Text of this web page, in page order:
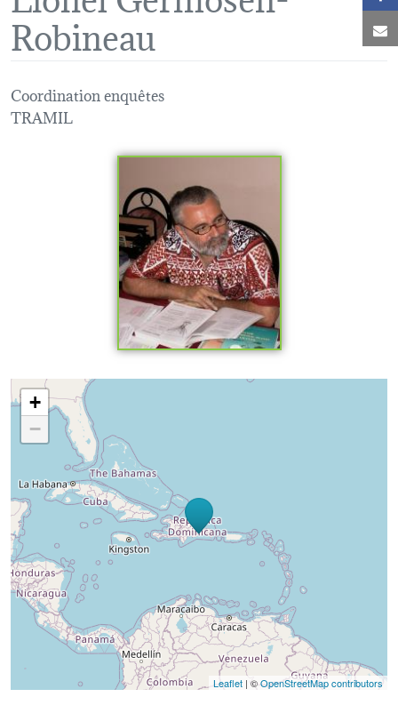
Robineau
Coordination enquêtes
TRAMIL
Loading map...
+
−
Leaflet | ©OpenStreetMap contributors